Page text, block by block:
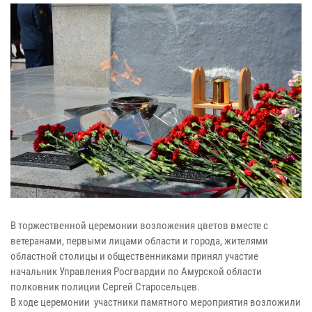
В торжественной церемонии возложения цветов вместе с
ветеранами, первыми лицами области и города, жителями
областной столицы и общественниками принял участие
начальник Управления Росгвардии по Амурской области
полковник полиции Сергей Старосельцев.
В ходе церемонии участники памятного мероприятия возложили